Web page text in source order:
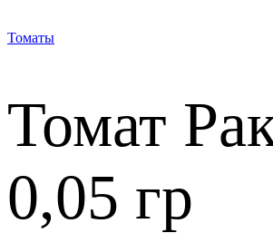
Томаты
Томат
0,05 гр